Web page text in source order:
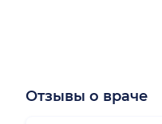
Отзывы о враче